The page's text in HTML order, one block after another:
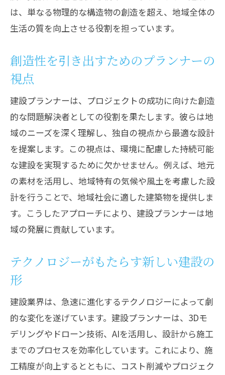
は、単なる物理的な構造物の創造を超え、地域全体の
生活の質を向上させる役割を担っています。
創造性を引き出すためのプランナーの
視点
建設プランナーは、プロジェクトの成功に向けた創造
的な問題解決者としての役割を果たします。彼らは地
域のニーズを深く理解し、独自の視点から最適な設計
を提案します。この視点は、環境に配慮した持続可能
な建設を実現するために欠かせません。例えば、地元
の素材を活用し、地域特有の気候や風土を考慮した設
計を行うことで、地域社会に適した建築物を提供しま
す。こうしたアプローチにより、建設プランナーは地
域の発展に貢献しています。
テクノロジーがもたらす新しい建設の
形
建設業界は、急速に進化するテクノロジーによって劇
的な変化を遂げています。建設プランナーは、3Dモ
デリングやドローン技術、AIを活用し、設計から施工
までのプロセスを効率化しています。これにより、施
工精度が向上するとともに、コスト削減やプロジェク